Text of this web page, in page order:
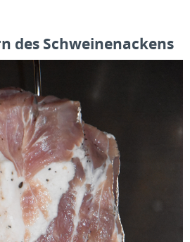
des Schweinenackens